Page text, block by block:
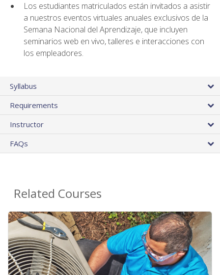
Los estudiantes matriculados están invitados a asistir
a nuestros eventos virtuales anuales exclusivos de la
Semana Nacional del Aprendizaje, que incluyen
seminarios web en vivo, talleres e interacciones con
los empleadores.
Syllabus
Requirements
Instructor
FAQs
Related Courses